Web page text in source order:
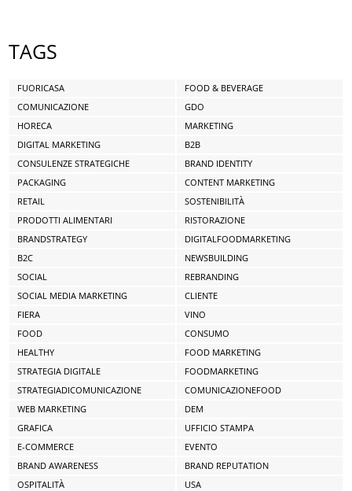
TAGS
FUORICASA
FOOD & BEVERAGE
COMUNICAZIONE
GDO
HORECA
MARKETING
DIGITAL MARKETING
B2B
CONSULENZE STRATEGICHE
BRAND IDENTITY
PACKAGING
CONTENT MARKETING
RETAIL
SOSTENIBILITÀ
PRODOTTI ALIMENTARI
RISTORAZIONE
BRANDSTRATEGY
DIGITALFOODMARKETING
B2C
NEWSBUILDING
SOCIAL
REBRANDING
SOCIAL MEDIA MARKETING
CLIENTE
FIERA
VINO
FOOD
CONSUMO
HEALTHY
FOOD MARKETING
STRATEGIA DIGITALE
FOODMARKETING
STRATEGIADICOMUNICAZIONE
COMUNICAZIONEFOOD
WEB MARKETING
DEM
GRAFICA
UFFICIO STAMPA
E-COMMERCE
EVENTO
BRAND AWARENESS
BRAND REPUTATION
OSPITALITÀ
USA